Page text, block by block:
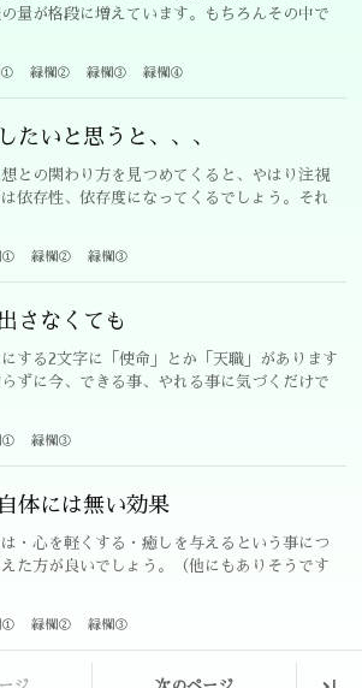
量が格段に増えています。もちろんその中で
① 緑欄② 緑欄③ 緑欄④
たいと思うと、、、
との関わり方を見つめてくると、やはり注視
依存性、依存度になってくるでしょう。それ
① 緑欄② 緑欄③
さなくても
する2文字に「使命」とか「天職」があります
ずに今、できる事、やれる事に気づくだけで
① 緑欄③
体には無い効果
・心を軽くする・癒しを与えるという事につ
た方が良いでしょう。（他にもありそうです
① 緑欄② 緑欄③